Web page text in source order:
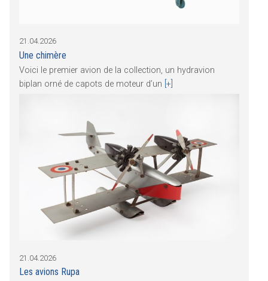
21.04.2026
Une chimère
Voici le premier avion de la collection, un hydravion
biplan orné de capots de moteur d’un [+]
21.04.2026
Les avions Rupa